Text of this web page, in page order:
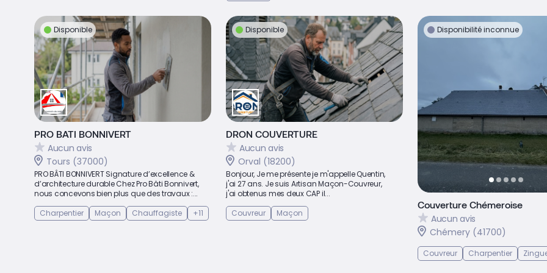
Disponible
PRO BATI BONNIVERT
Aucun avis
Tours (37000)
PRO BÂTI BONNIVERT Signature d’excellence &
d’architecture durable Chez Pro Bâti Bonnivert,
nous concevons bien plus que des travaux :...
Charpentier
Maçon Chauffagiste +11
Disponible
DRON COUVERTURE
Aucun avis
Orval (18200)
Bonjour, Je me présente je m'appelle Quentin,
j'ai 27 ans. Je suis Artisan Maçon-Couvreur,
j'ai obtenus mes deux CAP il...
Couvreur
Maçon
Disponibilité inconnue
Couverture Chémeroise
Aucun avis
Chémery (41700)
Couvreur Charpentier